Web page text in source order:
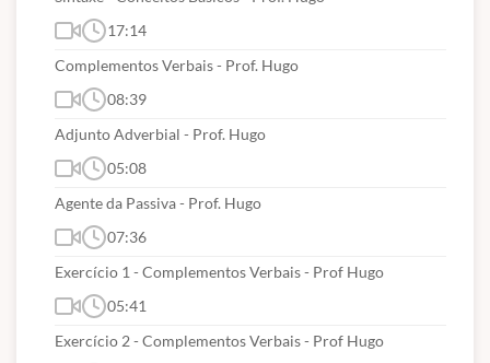
17:14
Complementos Verbais - Prof. Hugo
08:39
Adjunto Adverbial - Prof. Hugo
05:08
Agente da Passiva - Prof. Hugo
07:36
Exercício 1 - Complementos Verbais - Prof Hugo
05:41
Exercício 2 - Complementos Verbais - Prof Hugo